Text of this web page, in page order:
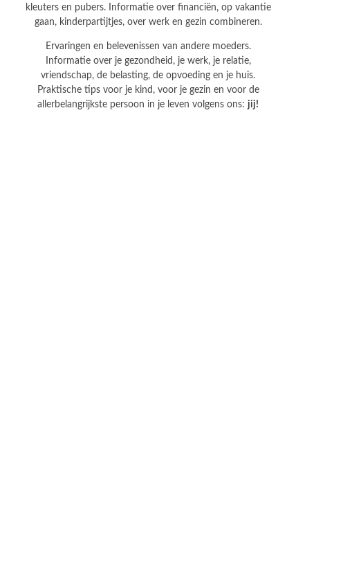
kleuters en pubers. Informatie over financiën, op vakantie
gaan, kinderpartijtjes, over werk en gezin combineren.
Ervaringen en belevenissen van andere moeders.
Informatie over je gezondheid, je werk, je relatie,
vriendschap, de belasting, de opvoeding en je huis.
Praktische tips voor je kind, voor je gezin en voor de
allerbelangrijkste persoon in je leven volgens ons: jij!